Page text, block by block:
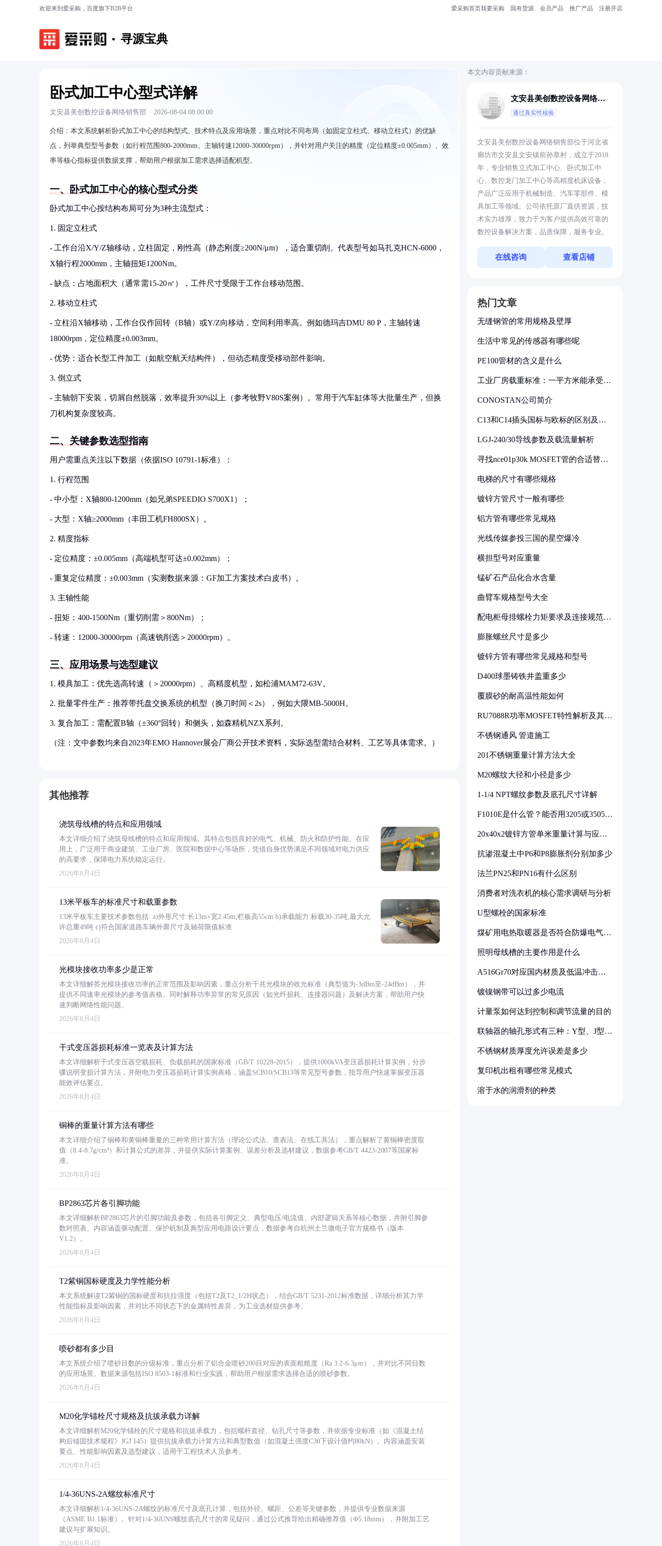
欢迎来到爱采购，百度旗下B2B平台 爱采购首页我要采购 我有货源 会员产品 推广产品 注册开店
寻源宝典
卧式加工中心型式详解
文安县美创数控设备网络销售部 · 2026-08-04 08:00:00
介绍： 本文系统解析卧式加工中心的结构型式、技术特点及应用场景，重点对比不同布局（如固定立柱式、移动立柱式）的优缺
点，列举典型型号参数（如行程范围800-2000mm、主轴转速12000-30000rpm），并针对用户关注的精度（定位精度±0.005mm）、效
率等核心指标提供数据支撑，帮助用户根据加工需求选择适配机型。
一、卧式加工中心的核心型式分类
卧式加工中心按结构布局可分为3种主流型式：
1. 固定立柱式
- 工作台沿X/Y/Z轴移动，立柱固定，刚性高（静态刚度≥200N/μm），适合重切削。代表型号如马扎克HCN-6000，
X轴行程2000mm，主轴扭矩1200Nm。
- 缺点：占地面积大（通常需15-20㎡），工件尺寸受限于工作台移动范围。
2. 移动立柱式
- 立柱沿X轴移动，工作台仅作回转（B轴）或Y/Z向移动，空间利用率高。例如德玛吉DMU 80 P，主轴转速
18000rpm，定位精度±0.003mm。
- 优势：适合长型工件加工（如航空航天结构件），但动态精度受移动部件影响。
3. 倒立式
- 主轴朝下安装，切屑自然脱落，效率提升30%以上（参考牧野V80S案例）。常用于汽车缸体等大批量生产，但换
刀机构复杂度较高。
二、关键参数选型指南
用户需重点关注以下数据（依据ISO 10791-1标准）：
1. 行程范围
- 中小型：X轴800-1200mm（如兄弟SPEEDIO S700X1）；
- 大型：X轴≥2000mm（丰田工机FH800SX）。
2. 精度指标
- 定位精度：±0.005mm（高端机型可达±0.002mm）；
- 重复定位精度：±0.003mm（实测数据来源：GF加工方案技术白皮书）。
3. 主轴性能
- 扭矩：400-1500Nm（重切削需＞800Nm）；
- 转速：12000-30000rpm（高速铣削选＞20000rpm）。
三、应用场景与选型建议
1. 模具加工：优先选高转速（＞20000rpm）、高精度机型，如松浦MAM72-63V。
2. 批量零件生产：推荐带托盘交换系统的机型（换刀时间＜2s），例如大隈MB-5000H。
3. 复合加工：需配置B轴（±360°回转）和侧头，如森精机NZX系列。
（注：文中参数均来自2023年EMO Hannover展会厂商公开技术资料，实际选型需结合材料、工艺等具体需求。）
其他推荐
浇筑母线槽的特点和应用领域
本文详细介绍了浇筑母线槽的特点和应用领域。其特点包括良好的电气、机械、防火和防护性能。在应
用上，广泛用于商业建筑、工业厂房、医院和数据中心等场所，凭借自身优势满足不同领域对电力供应
的高要求，保障电力系统稳定运行。
2026年8月4日
13米平板车的标准尺寸和载重参数
13米平板车主要技术参数包括: a)外形尺寸:长13m×宽2.45m,栏板高55cm b)承载能力:标载30-35吨,最大允
许总重49吨 c)符合国家道路车辆外廓尺寸及轴荷限值标准
2026年8月4日
光模块接收功率多少是正常
本文详细解答光模块接收功率的正常范围及影响因素，重点分析千兆光模块的收光标准（典型值为-3dBm至-24dBm），并
提供不同速率光模块的参考值表格。同时解释功率异常的常见原因（如光纤损耗、连接器问题）及解决方案，帮助用户快
速判断网络性能问题。
2026年8月4日
干式变压器损耗标准一览表及计算方法
本文详细解析干式变压器空载损耗、负载损耗的国家标准（GB/T 10228-2015），提供1000kVA变压器损耗计算实例，分步
骤说明变损计算方法，并附电力变压器损耗计算实例表格，涵盖SCB10/SCB13等常见型号参数，指导用户快速掌握变压器
能效评估要点。
2026年8月4日
铜棒的重量计算方法有哪些
本文详细介绍了铜棒和黄铜棒重量的三种常用计算方法（理论公式法、查表法、在线工具法），重点解析了黄铜棒密度取
值（8.4-8.7g/cm³）和计算公式的差异，并提供实际计算案例、误差分析及选材建议，数据参考GB/T 4423-2007等国家标
准。
2026年8月4日
BP2863芯片各引脚功能
本文详细解析BP2863芯片的引脚功能及参数，包括各引脚定义、典型电压/电流值、内部逻辑关系等核心数据，并附引脚参
数对照表。内容涵盖驱动配置、保护机制及典型应用电路设计要点，数据参考自杭州士兰微电子官方规格书（版本
V1.2）。
2026年8月4日
T2紫铜国标硬度及力学性能分析
本文系统解读T2紫铜的国标硬度和抗拉强度（包括T2及T2_1/2H状态），结合GB/T 5231-2012标准数据，详细分析其力学
性能指标及影响因素，并对比不同状态下的金属特性差异，为工业选材提供参考。
2026年8月4日
喷砂都有多少目
本文系统介绍了喷砂目数的分级标准，重点分析了铝合金喷砂200目对应的表面粗糙度（Ra 3.2-6.3μm），并对比不同目数
的应用场景。数据来源包括ISO 8503-1标准和行业实践，帮助用户根据需求选择合适的喷砂参数。
2026年8月4日
M20化学锚栓尺寸规格及抗拔承载力详解
本文详细解析M20化学锚栓的尺寸规格和抗拔承载力，包括螺杆直径、钻孔尺寸等参数，并依据专业标准（如《混凝土结
构后锚固技术规程》JGJ 145）提供抗拔承载力计算方法和典型数值（如混凝土强度C30下设计值约80kN）。内容涵盖安装
要点、性能影响因素及选型建议，适用于工程技术人员参考。
2026年8月4日
1/4-36UNS-2A螺纹标准尺寸
本文详细解析1/4-36UNS-2A螺纹的标准尺寸及底孔计算，包括外径、螺距、公差等关键参数，并提供专业数据来源
（ASME B1.1标准）。针对1/4-36UNS螺纹底孔尺寸的常见疑问，通过公式推导给出精确推荐值（Φ5.18mm），并附加工艺
建议与扩展知识。
2026年8月4日
本文内容贡献来源：
文安县美创数控设备网络销
通过真实性核验
文安县美创数控设备网络销售部位于河北省
廊坊市文安县文安镇前孙章村，成立于2018
年，专业销售立式加工中心、卧式加工中
心、数控龙门加工中心等高精度机床设备，
产品广泛应用于机械制造、汽车零部件、模
具加工等领域。公司依托原厂直供资源，技
术实力雄厚，致力于为客户提供高效可靠的
数控设备解决方案，品质保障，服务专业。
在线咨询 查看店铺
热门文章
无缝钢管的常用规格及壁厚
生活中常见的传感器有哪些呢
PE100管材的含义是什么
工业厂房载重标准：一平方米能承受多
CONOSTAN公司简介
C13和C14插头国标与欧标的区别及其
LGJ-240/30导线参数及载流量解析
寻找nce01p30k MOSFET管的合适替代
电梯的尺寸有哪些规格
镀锌方管尺寸一般有哪些
铝方管有哪些常见规格
光线传媒参投三国的星空爆冷
横担型号对应重量
锰矿石产品化合水含量
曲臂车规格型号大全
配电柜母排螺栓力矩要求及连接规范详
膨胀螺丝尺寸是多少
镀锌方管有哪些常见规格和型号
D400球墨铸铁井盖重多少
覆膜砂的耐高温性能如何
RU7088R功率MOSFET特性解析及其在
不锈钢通风 管道施工
201不锈钢重量计算方法大全
M20螺纹大径和小径是多少
1-1/4 NPT螺纹参数及底孔尺寸详解
F1010E是什么管？能否用3205或3505代
20x40x2镀锌方管单米重量计算与应用
抗渗混凝土中P6和P8膨胀剂分别加多少
法兰PN25和PN16有什么区别
消费者对洗衣机的核心需求调研与分析
U型螺栓的国家标准
煤矿用电热取暖器是否符合防爆电气设
照明母线槽的主要作用是什么
A516Gr70对应国内材质及低温冲击要
镀镍钢带可以过多少电流
计量泵如何达到控制和调节流量的目的
联轴器的轴孔形式有三种：Y型、J型、
不锈钢材质厚度允许误差是多少
复印机出租有哪些常见模式
溶于水的润滑剂的种类